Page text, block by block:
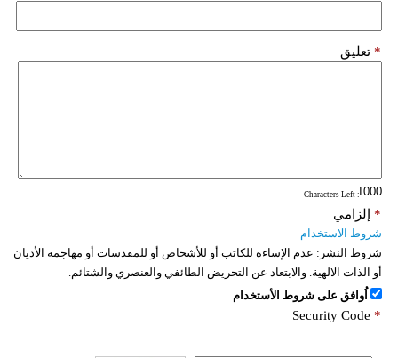
تعليق *
: Characters Left
إلزامي *
شروط الاستخدام
شروط النشر: عدم الإساءة للكاتب أو للأشخاص أو للمقدسات أو مهاجمة الأديان
أو الذات الالهية. والابتعاد عن التحريض الطائفي والعنصري والشتائم.
اُوافق على شروط الأستخدام
Security Code *